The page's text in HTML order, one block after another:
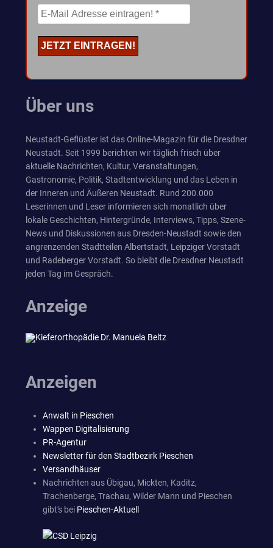
Über uns
Neustadt-Geflüster ist das Online-Magazin für die Dresdner
Neustadt. Seit 1999 berichten wir täglich frisch über
aktuelle Nachrichten, Kultur, Veranstaltungen,
Gastronomie, Politik, Stadtentwicklung und das Leben in
der Inneren und Äußeren Neustadt. Rund 200.000
Leserinnen und Leser informieren sich monatlich über
lokale Geschichten, Hintergründe, Interviews, Tipps, Szene-
News und Diskussionen aus Dresden-Neustadt sowie den
angrenzenden Stadtteilen Albertstadt, Leipziger Vorstadt
und Radeberger Vorstadt. So bleibt die Dresdner Neustadt
jeden Tag im Gespräch.
Anzeige
Anzeigen
Anwalt in Pieschen
Wappen Digitalisierung
PR-Agentur
Newsletter für den Stadtbezirk Pieschen
Versandhäuser
Nachrichten aus Übigau, Mickten, Kaditz,
Trachenberge, Trachau, Wilder Mann und Pieschen
gibt's bei Pieschen-Aktuell